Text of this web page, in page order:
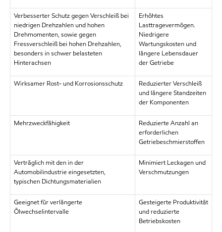
Verbesserter Schutz gegen Verschleiß bei
niedrigen Drehzahlen und hohen
Drehmomenten, sowie gegen
Fressverschleiß bei hohen Drehzahlen,
besonders in schwer belasteten
Hinterachsen
Erhöhtes
Lasttragevermögen.
Niedrigere
Wartungskosten und
längere Lebensdauer
der Getriebe
Wirksamer Rost- und Korrosionsschutz
Reduzierter Verschleiß
und längere Standzeiten
der Komponenten
Mehrzweckfähigkeit
Reduzierte Anzahl an
erforderlichen
Getriebeschmierstoffen
Verträglich mit den in der
Automobilindustrie eingesetzten,
typischen Dichtungsmaterialien
Minimiert Leckagen und
Verschmutzungen
Geeignet für verlängerte
Ölwechselintervalle
Gesteigerte Produktivität
und reduzierte
Betriebskosten